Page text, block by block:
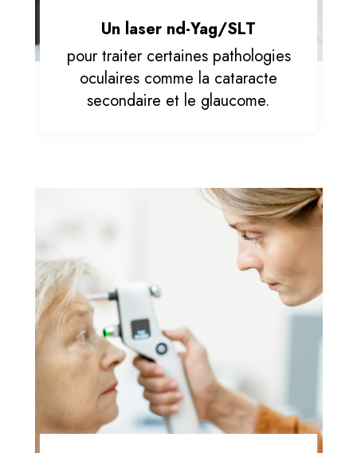
Un laser nd-Yag/SLT
pour traiter certaines pathologies
oculaires comme la cataracte
secondaire et le glaucome.